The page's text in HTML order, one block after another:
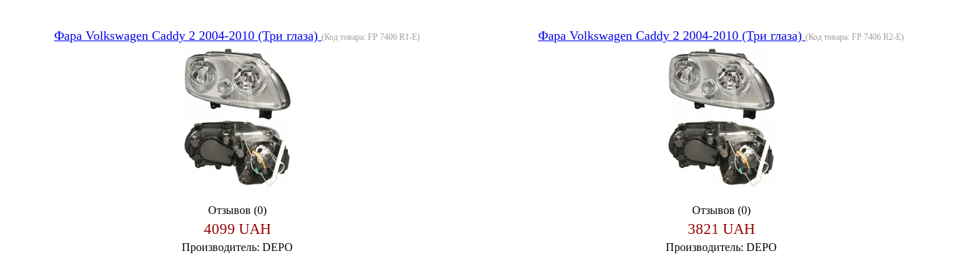
Фара Volkswagen Caddy 2 2004-2010 (Три глаза) (Код товара: FP 7406 R1-E)
Отзывов (0)
4099 UAH
Производитель: DEPO
Фара Volkswagen Caddy 2 2004-2010 (Три глаза) (Код товара: FP 7406 R2-E)
Отзывов (0)
3821 UAH
Производитель: DEPO